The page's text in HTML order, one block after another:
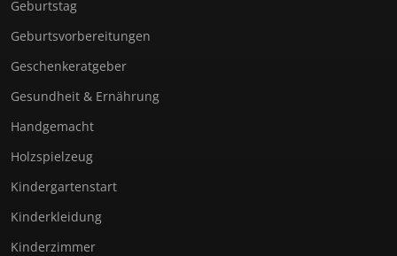
Geburtstag
Geburtsvorbereitungen
Geschenkeratgeber
Gesundheit & Ernährung
Handgemacht
Holzspielzeug
Kindergartenstart
Kinderkleidung
Kinderzimmer